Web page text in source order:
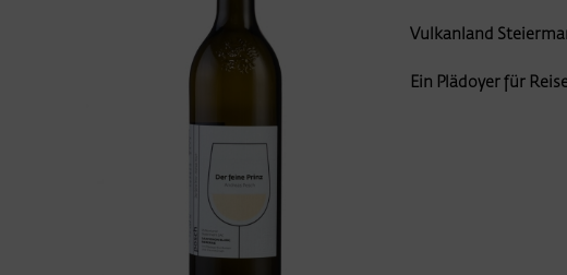
Vulkanland
Ein Plädoyer für